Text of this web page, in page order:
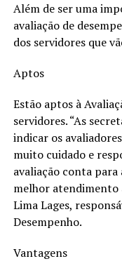
Além de ser uma
avaliação de
dos servidores que
Aptos
Estão aptos à
servidores. “As
indicar os
muito cuidado e
avaliação conta
melhor atendimento
Lima Lages,
Desempenho.
Vantagens